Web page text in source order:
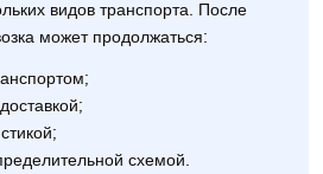
видов транспорта. После
может продолжаться:
схемой.